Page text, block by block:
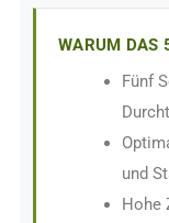
WARUM DAS
Fünf
und
Hohe